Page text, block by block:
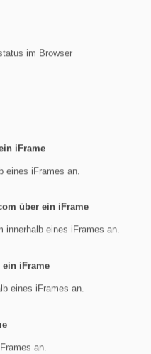
sind für uns folgende
Gottes, das wir zu hören,
I. These).
können darum in
Gott, in Achtsamkeit für
ganzer Seele und von
(Matthäus 22,37-
tolerieren wir Hass und
im Browser
iFrame
eines iFrames an.
über ein iFrame
innerhalb eines iFrames an.
iFrame
eines iFrames an.
an.